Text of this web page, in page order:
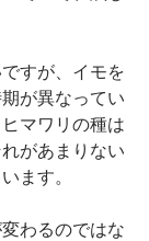
すが、イモを
が異なってい
マワリの種は
があまりない
ます。
わるのではな